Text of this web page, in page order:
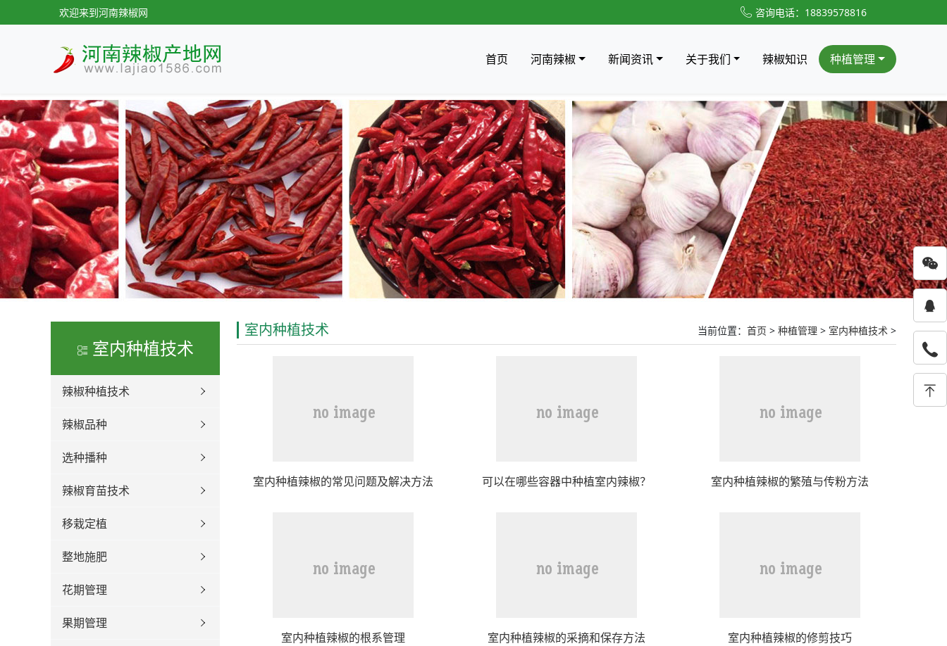
欢迎来到河南辣椒网 咨询电话：18839578816
首页 河南辣椒 新闻资讯 关于我们 辣椒知识 种植管理
室内种植技术
辣椒种植技术
辣椒品种
选种播种
辣椒育苗技术
移栽定植
整地施肥
花期管理
果期管理
室内种植技术 当前位置： 首页 > 种植管理 > 室内种植技术 >
室内种植辣椒的常见问题及解决方法 可以在哪些容器中种植室内辣椒？ 室内种植辣椒的繁殖与传粉方法
室内种植辣椒的根系管理 室内种植辣椒的采摘和保存方法 室内种植辣椒的修剪技巧